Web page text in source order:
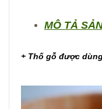
MÔ TẢ
+ Thố gỗ được